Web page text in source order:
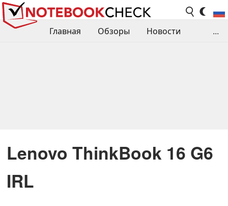
Главная Обзоры
Новости
...
Lenovo ThinkBook 16 G6
IRL